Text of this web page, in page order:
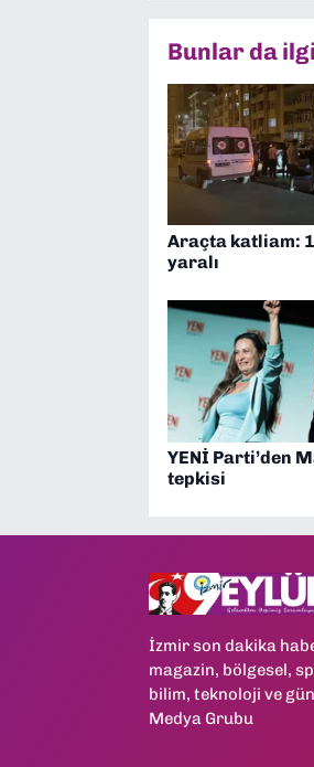
Bunlar da
Araçta katliam:
yaralı
YENİ Parti’den
tepkisi
İzmir son dakika
magazin, bölgesel,
bilim, teknoloji ve
Medya Grubu